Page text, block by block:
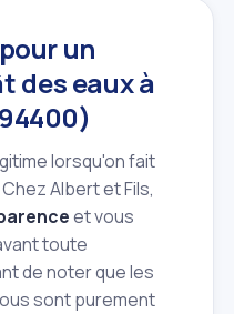
un
des eaux à
lorsqu'on fait
Albert et Fils,
et vous
toute
de noter que les
sont purement